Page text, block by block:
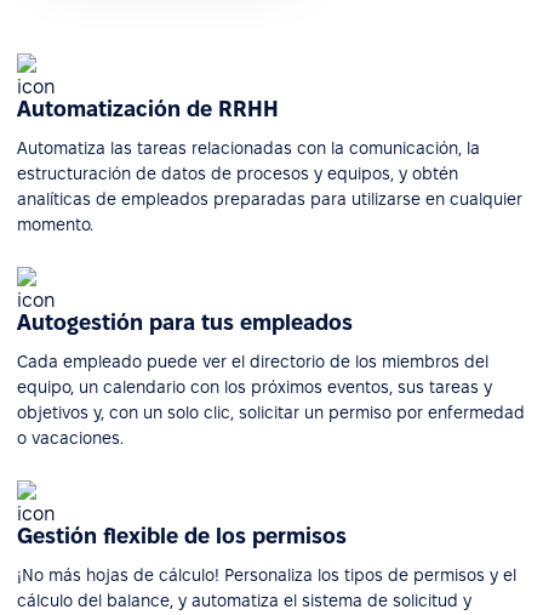
Automatización de RRHH
Automatiza las tareas relacionadas con la comunicación, la
estructuración de datos de procesos y equipos, y obtén
analíticas de empleados preparadas para utilizarse en cualquier
momento.
Autogestión para tus empleados
Cada empleado puede ver el directorio de los miembros del
equipo, un calendario con los próximos eventos, sus tareas y
objetivos y, con un solo clic, solicitar un permiso por enfermedad
o vacaciones.
Gestión flexible de los permisos
¡No más hojas de cálculo! Personaliza los tipos de permisos y el
cálculo del balance, y automatiza el sistema de solicitud y